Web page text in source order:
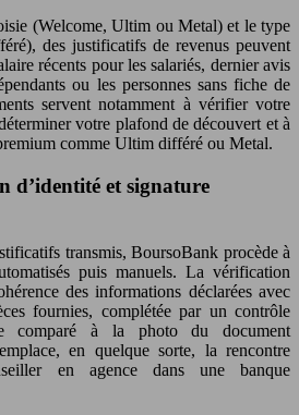
(Welcome, Ultim ou Metal) et le type
des justificatifs de revenus peuvent
récents pour les salariés, dernier avis
ou les personnes sans fiche de
servent notamment à vérifier votre
votre plafond de découvert et à
comme Ultim différé ou Metal.
d’identité et signature
transmis, BoursoBank procède à
puis manuels. La vérification
des informations déclarées avec
fournies, complétée par un contrôle
comparé à la photo du document
en quelque sorte, la rencontre
en agence dans une banque